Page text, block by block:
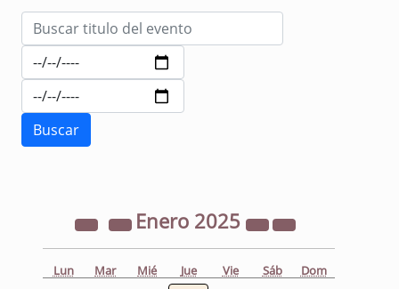
Enero 2025
Lun Mar Mié Jue Vie Sáb Dom